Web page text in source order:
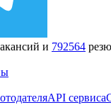
и 792564
API сервиса